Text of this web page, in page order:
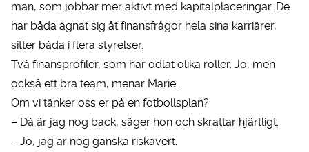
man, som jobbar mer aktivt med kapitalplaceringar. De
har båda ägnat sig åt finansfrågor hela sina karriärer,
sitter båda i flera styrelser.
Två finansprofiler, som har odlat olika roller. Jo, men
också ett bra team, menar Marie.
Om vi tänker oss er på en fotbollsplan?
– Då är jag nog back, säger hon och skrattar hjärtligt.
– Jo, jag är nog ganska riskavert.